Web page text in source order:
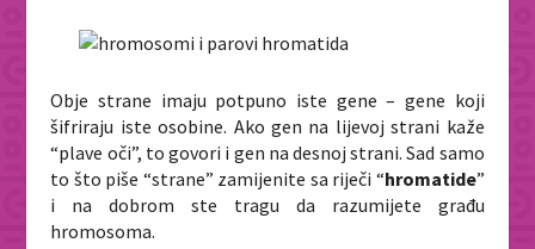
Obje strane imaju potpuno iste gene – gene koji
šifriraju iste osobine. Ako gen na lijevoj strani kaže
“plave oči”, to govori i gen na desnoj strani. Sad samo
to što piše “strane” zamijenite sa riječi “hromatide”
i na dobrom ste tragu da razumijete građu
hromosoma.